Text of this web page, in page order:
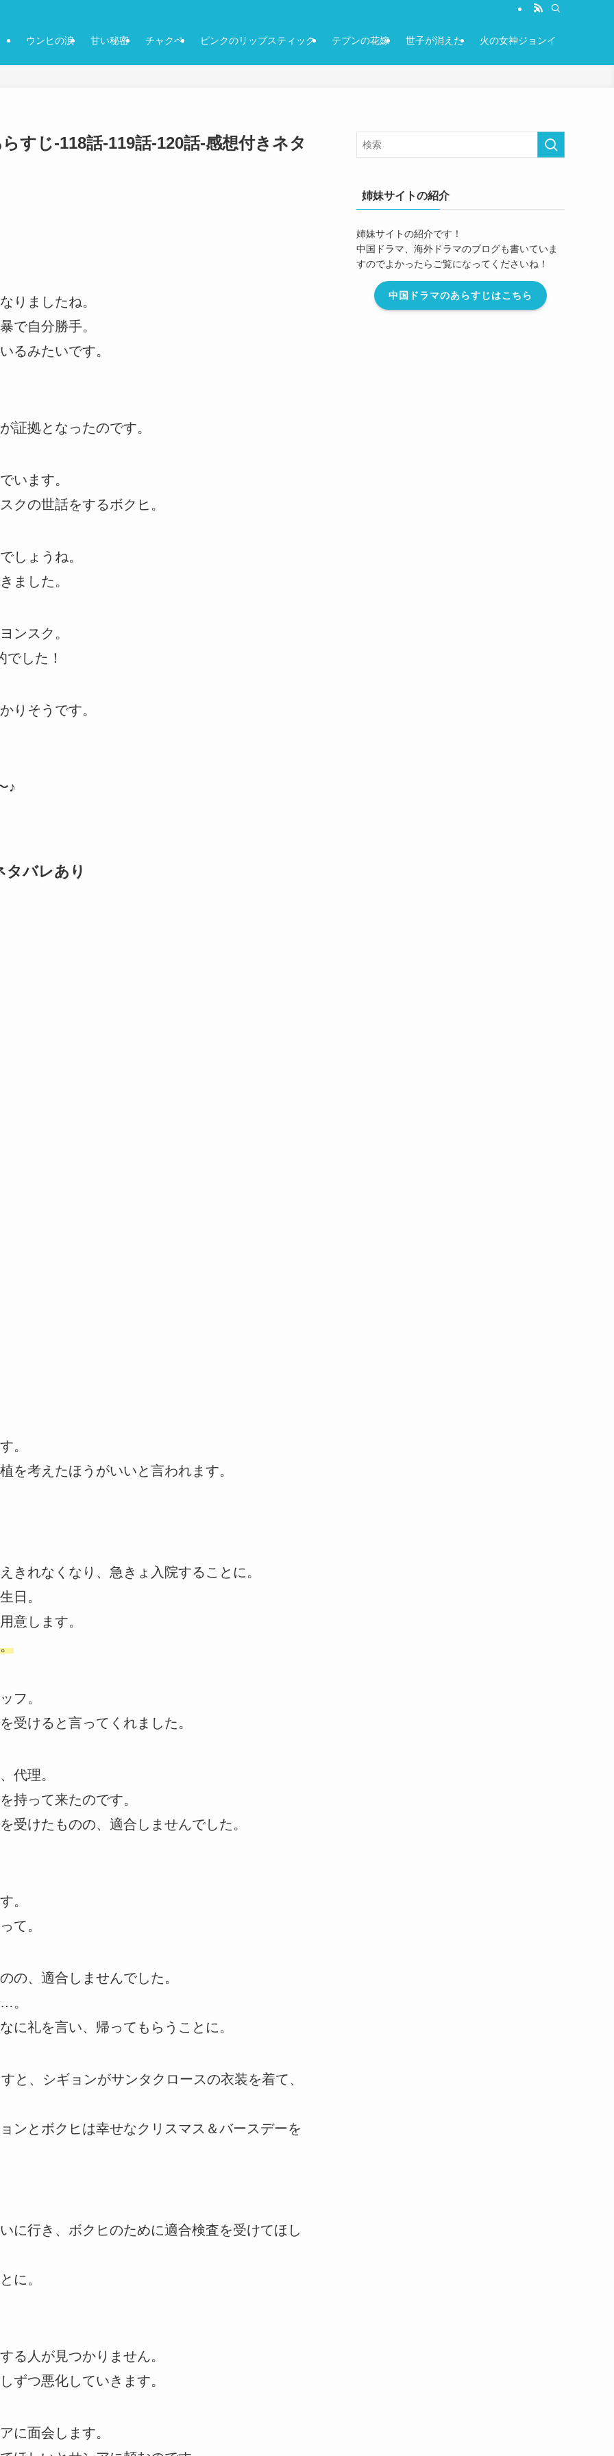
ウンヒの涙 甘い秘密 チャクペ ピンクのリップスティック テプンの花嫁 世子が消えた 火の女神ジョンイ
すじ-118話-119話-120話-感想付きネタ
りましたね。
で自分勝手。
るみたいです。
証拠となったのです。
います。
クの世話をするボクヒ。
しょうね。
ました。
ンスク。
した！
りそうです。
♪
タバレあり
。
を考えたほうがいいと言われます。
きれなくなり、急きょ入院することに。
日。
意します。
フ。
受けると言ってくれました。
代理。
持って来たのです。
受けたものの、適合しませんでした。
。
て。
の、適合しませんでした。
。
に礼を言い、帰ってもらうことに。
と、シギョンがサンタクロースの衣装を着て、
ンとボクヒは幸せなクリスマス＆バースデーを
に行き、ボクヒのために適合検査を受けてほし
に。
る人が見つかりません。
ずつ悪化していきます。
に面会します。
姉妹サイトの紹介
姉妹サイトの紹介です！
中国ドラマ、海外ドラマのブログも書いていま
すのでよかったらご覧になってくださいね！
中国ドラマのあらすじはこちら